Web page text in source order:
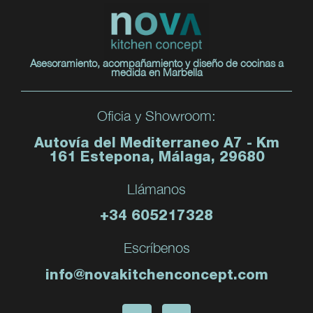
Asesoramiento, acompañamiento y diseño de cocinas a
medida en Marbella
Oficia y Showroom:
Autovía del Mediterraneo A7 - Km
161 Estepona, Málaga, 29680
Llámanos
+34 605217328
Escríbenos
info@novakitchenconcept.com